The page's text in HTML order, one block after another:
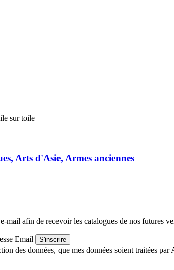
sur toile
Arts d'Asie, Armes anciennes
mail afin de recevoir les catalogues de nos futures
Email S'inscrire
des données, que mes données soient traitées